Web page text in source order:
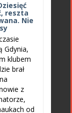
reszta
Nie
Gdynia,
klubem
brał
z
od